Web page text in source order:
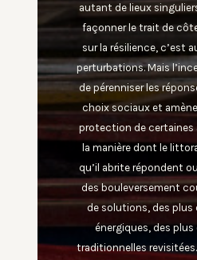
autant de lieux
façonner le trait de
sur la résilience, c’est
perturbations. Mais
de pérenniser les
choix sociaux et
protection de certaines
la manière dont le
qu’il abrite répondent
des bouleversement
de solutions, des plus
énergiques, des plus
traditionnelles